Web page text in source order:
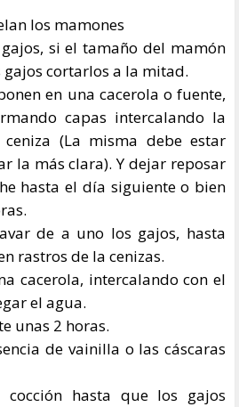
los mamones
si el tamaño del mamón
gajos cortarlos a la mitad.
en una cacerola o fuente,
capas intercalando la
(La misma debe estar
la más clara). Y dejar reposar
hasta el día siguiente o bien
de a uno los gajos, hasta
rastros de la cenizas.
cacerola, intercalando con el
el agua.
unas 2 horas.
de vainilla o las cáscaras
cocción hasta que los gajos